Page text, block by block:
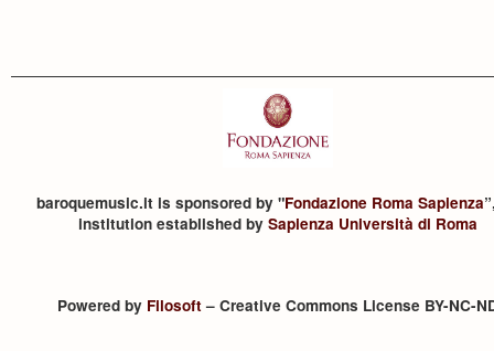
baroquemusic.it is sponsored by "Fondazione Roma Sapienza
institution established by Sapienza Università di Roma
Powered by Filosoft– Creative Commons License BY-NC-